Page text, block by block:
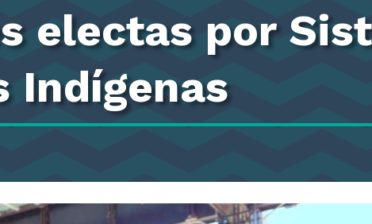
electas por
Indígenas